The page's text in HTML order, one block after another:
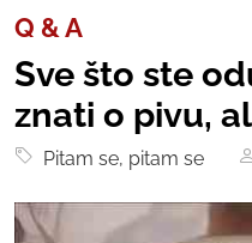
Q & A
Sve što ste
znati o pivu,
Pitam se, pitam se